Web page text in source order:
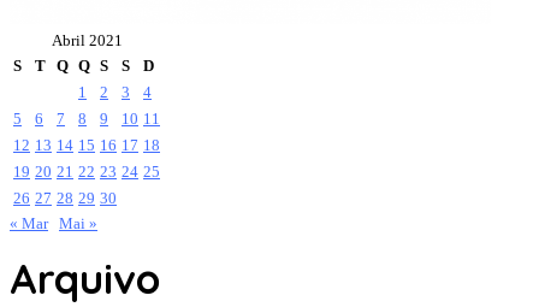
Abril 2021
S
T Q Q S S
D
1
2 3
4
5
6 7 8 9 10 11
12 13 14 15 16 17 18
19 20 21 22 23 24 25
26 27 28 29 30
« Mar Mai »
Arquivo